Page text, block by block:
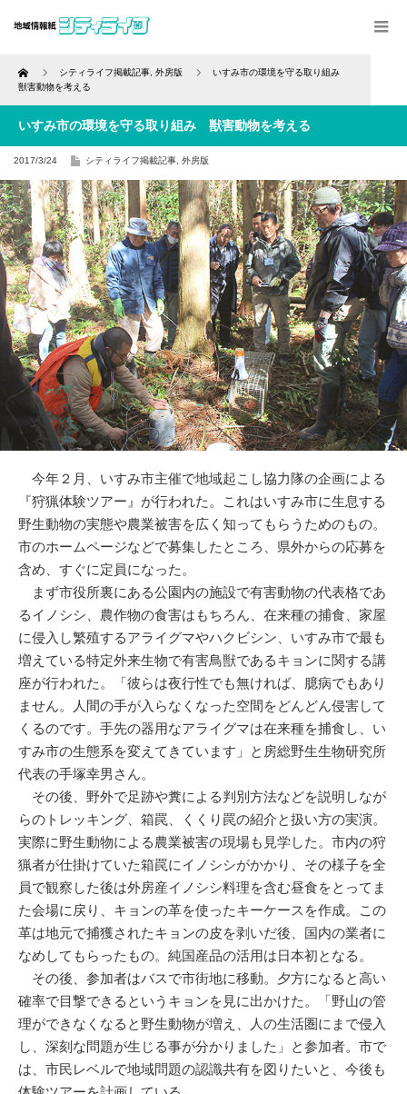
Home シティライフ掲載記事 外房版
いすみ市の環境を守る取り組み
獣害動物を考える
いすみ市の環境を守る取り組み 獣害動物を考える
2017/3/24 シティライフ掲載記事 外房版
今年２月、いすみ市主催で地域起こし協力隊の企画による
『狩猟体験ツアー』が行われた。これはいすみ市に生息する
野生動物の実態や農業被害を広く知ってもらうためのもの。
市のホームページなどで募集したところ、県外からの応募を
含め、すぐに定員になった。
まず市役所裏にある公園内の施設で有害動物の代表格であ
るイノシシ、農作物の食害はもちろん、在来種の捕食、家屋
に侵入し繁殖するアライグマやハクビシン、いすみ市で最も
増えている特定外来生物で有害鳥獣であるキョンに関する講
座が行われた。「彼らは夜行性でも無ければ、臆病でもあり
ません。人間の手が入らなくなった空間をどんどん侵害して
くるのです。手先の器用なアライグマは在来種を捕食し、い
すみ市の生態系を変えてきています」と房総野生生物研究所
代表の手塚幸男さん。
その後、野外で足跡や糞による判別方法などを説明しなが
らのトレッキング、箱罠、くくり罠の紹介と扱い方の実演。
実際に野生動物による農業被害の現場も見学した。市内の狩
猟者が仕掛けていた箱罠にイノシシがかかり、その様子を全
員で観察した後は外房産イノシシ料理を含む昼食をとってま
た会場に戻り、キョンの革を使ったキーケースを作成。この
革は地元で捕獲されたキョンの皮を剥いだ後、国内の業者に
なめしてもらったもの。純国産品の活用は日本初となる。
その後、参加者はバスで市街地に移動。夕方になると高い
確率で目撃できるというキョンを見に出かけた。「野山の管
理ができなくなると野生動物が増え、人の生活圏にまで侵入
し、深刻な問題が生じる事が分かりました」と参加者。市で
は、市民レベルで地域問題の認識共有を図りたいと、今後も